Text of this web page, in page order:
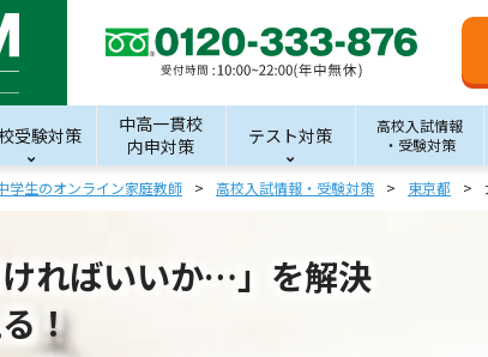
受験対策
中高一貫校
内申対策
テスト対策
高校入試情報
・受験対策
学生のオンライン家庭教師 高校入試情報・受験対策 東京都
ければいいか…」を解決
！